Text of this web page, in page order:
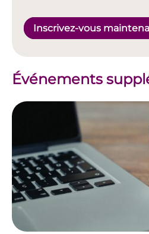
Inscrivez-vous
Événements